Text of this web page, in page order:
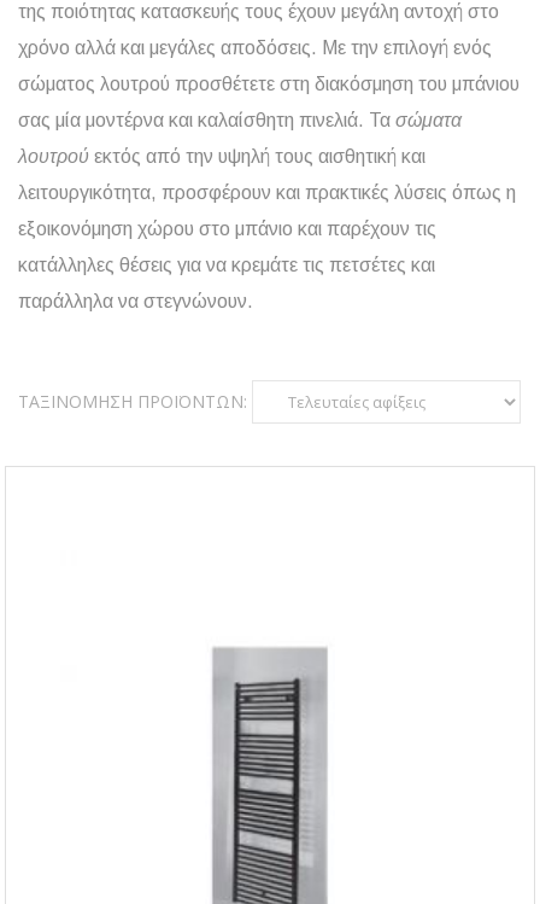
της ποιότητας κατασκευής τους έχουν μεγάλη αντοχή στο
χρόνο αλλά και μεγάλες αποδόσεις. Με την επιλογή ενός
σώματος λουτρού προσθέτετε στη διακόσμηση του μπάνιου
σας μία μοντέρνα και καλαίσθητη πινελιά. Τα σώματα
λουτρού εκτός από την υψηλή τους αισθητική και
λειτουργικότητα, προσφέρουν και πρακτικές λύσεις όπως η
εξοικονόμηση χώρου στο μπάνιο και παρέχουν τις
κατάλληλες θέσεις για να κρεμάτε τις πετσέτες και
παράλληλα να στεγνώνουν.
ΤΑΞΙΝΌΜΗΣΗ ΠΡΟΪΌΝΤΩΝ: